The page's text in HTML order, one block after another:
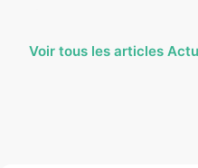
Voir tous les articles